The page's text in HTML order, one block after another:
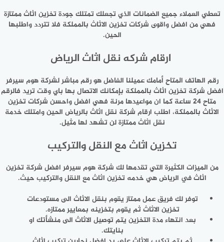
تعطي العملاء جميع الضمانات الذي تجعلك تمتلك جودة تخزين اثاث ممتازة
فهي من افضل واقوى شركات تخزين الاثاث بالمملكة فلا تتردد واطلبها
الحين.
ارقام شركه نقل اثاث الرياض
رقم الهاتف المتاح أمامك عميلنا الفاضل هو رقم مباشر لشركة هوم سيرفر
افضل شركة تخزين اثاث بالمملكة بإمكانك الاتصال بها باي وقت تريد فالرقم
متاح 24 ساعة كما ان مواعيدها مرنة فهي افضل واحسن شركات تخزين
الاثاث بالمملكة، اطلب ارقام شركة نقل اثاث بالرياض الحين وامتلك خدمة
نقل اثاث ممتازة لن تشهد لها مثيل.
تخزين اثاث مع النقل والتركيب
من الميزات الكثيرة التي تقدمها لك شركة هوم سيرفر افضل شركة تخزين
اثاث في الرياض هي خدمه تخزين اثاث مع النقل والتركيب حيث.
توفر لك فريق عمل ممتاز يقوم بنقل الاثاث الى مستودعات
تخزين الاثاث ثم يقوم بتخزينه بمعايير ممتازه.
بعد انتهاء مدة التخزين يتم توصيل الاثاث الى منشأتك او
بنايتك.